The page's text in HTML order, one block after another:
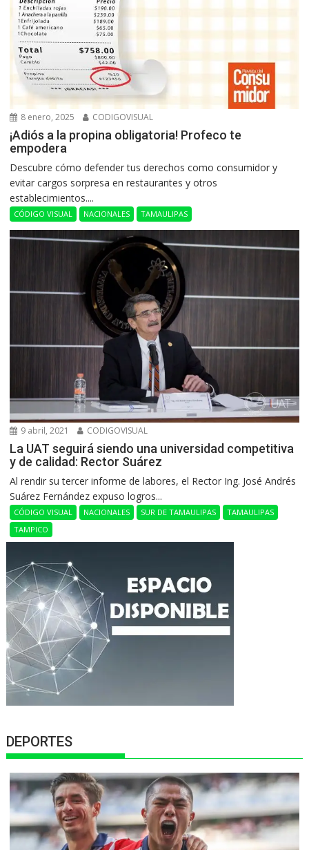
8 enero, 2025 CODIGOVISUAL
¡Adiós a la propina obligatoria! Profeco te
empodera
Descubre cómo defender tus derechos como consumidor y
evitar cargos sorpresa en restaurantes y otros
establecimientos....
CÓDIGO VISUAL NACIONALES TAMAULIPAS
9 abril, 2021 CODIGOVISUAL
La UAT seguirá siendo una universidad competitiva
y de calidad: Rector Suárez
Al rendir su tercer informe de labores, el Rector Ing. José Andrés
Suárez Fernández expuso logros...
CÓDIGO VISUAL NACIONALES SUR DE TAMAULIPAS
TAMAULIPAS
TAMPICO
DEPORTES